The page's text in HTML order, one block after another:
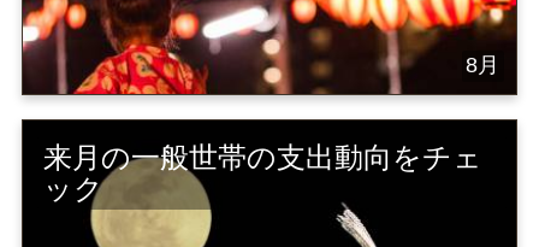
8月
来月の一般世帯の支出動向をチェ
ック